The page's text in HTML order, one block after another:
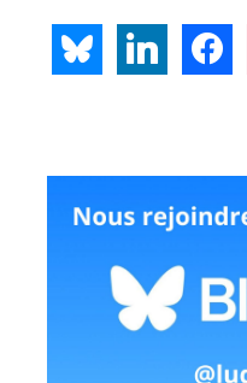
bluesky linkedin facebook